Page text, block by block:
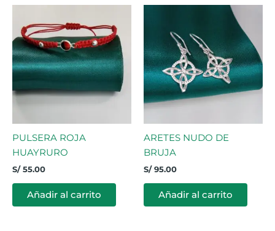
PULSERA ROJA
HUAYRURO
S/55.00
Añadir al carrito
ARETES NUDO DE
BRUJA
S/95.00
Añadir al carrito